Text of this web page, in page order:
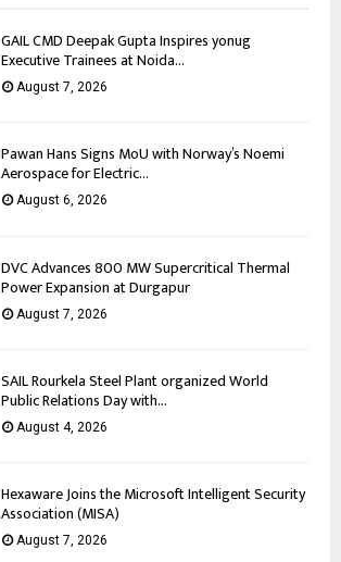
GAIL CMD Deepak Gupta Inspires yonug
Executive Trainees at Noida...
August 7, 2026
Pawan Hans Signs MoU with Norway’s Noemi
Aerospace for Electric...
August 6, 2026
DVC Advances 800 MW Supercritical Thermal
Power Expansion at Durgapur
August 7, 2026
SAIL Rourkela Steel Plant organized World
Public Relations Day with...
August 4, 2026
Hexaware Joins the Microsoft Intelligent Security
Association (MISA)
August 7, 2026